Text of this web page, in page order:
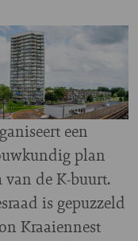
een
plan
de K-buurt.
is gepuzzeld
Kraaiennest